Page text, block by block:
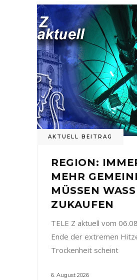
AKTUELL BEITRAG
REGION:
MEHR
MÜSSEN
ZUKAUFEN
TELE Z aktuell vom
Ende der extremen
Trockenheit scheint
6. August 2026